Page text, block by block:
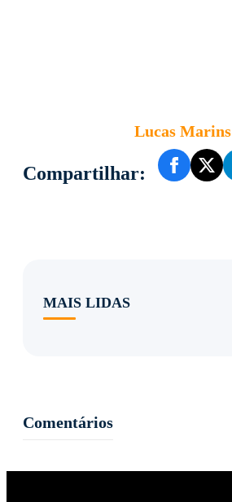
Lucas Marins
Compartilhar:
MAIS LIDAS
Comentários